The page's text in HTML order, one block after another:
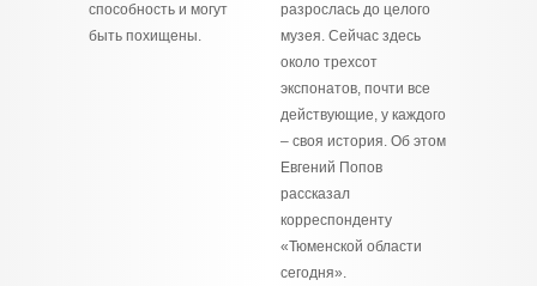
способность и могут
быть похищены.
разрослась до целого
музея. Сейчас здесь
около трехсот
экспонатов, почти все
действующие, у каждого
– своя история. Об этом
Евгений Попов
рассказал
корреспонденту
«Тюменской области
сегодня».